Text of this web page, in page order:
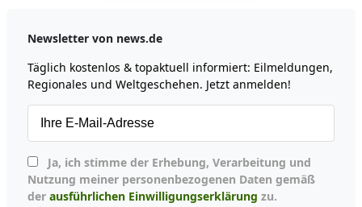
Newsletter von news.de
Täglich kostenlos & topaktuell informiert: Eilmeldungen,
Regionales und Weltgeschehen. Jetzt anmelden!
Nutzung meiner personenbezogenen Daten gemäß
der ausführlichen Einwilligungserklärung zu.